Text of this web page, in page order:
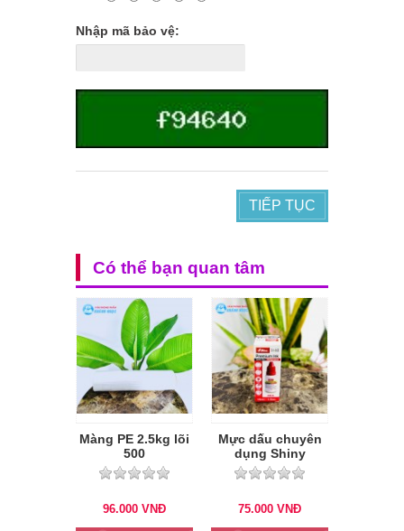
Nhập mã bảo vệ:
TIẾP TỤC
Có thể bạn quan tâm
Màng PE 2.5kg lõi
500
96.000 VNĐ
Mực dấu chuyên
dụng Shiny
75.000 VNĐ